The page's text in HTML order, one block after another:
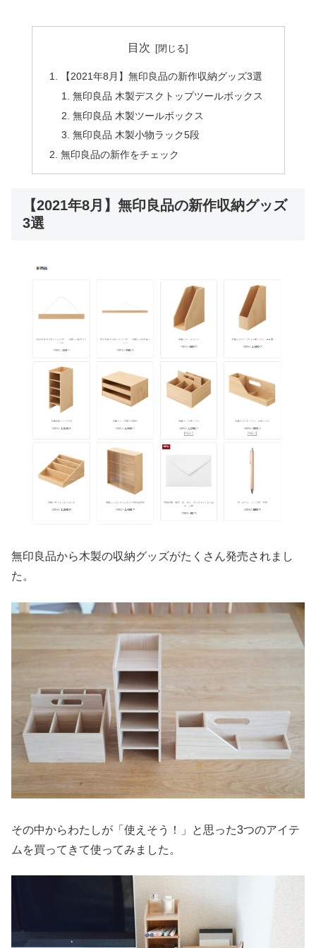
目次
【2021年8月】無印良品の新作収納グッズ3選
無印良品 木製デスクトップツールボックス
無印良品 木製ツールボックス
無印良品 木製小物ラック5段
無印良品の新作をチェック
【2021年8月】無印良品の新作収納グッズ
3選
無印良品から木製の収納グッズがたくさん発売されまし
た。
その中からわたしが「使えそう！」と思った3つのアイテ
ムを買ってきて使ってみました。